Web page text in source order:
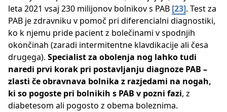
leta 2021 vsaj 230 milijonov bolnikov s PAB ​ [23]​. Test za
PAB je zdravniku v pomoč pri diferencialni diagnostiki,
ko k njemu pride pacient z bolečinami v spodnjih
okončinah (zaradi intermitentne klavdikacije ali česa
drugega). Specialist za obolenja nog lahko tudi
naredi prvi korak pri postavljanju diagnoze PAB –
zlasti če obravnava bolnika z razjedami na nogah,
ki so pogoste pri bolnikih s PAB v pozni fazi, z
diabetesom ali pogosto z obema boleznima.